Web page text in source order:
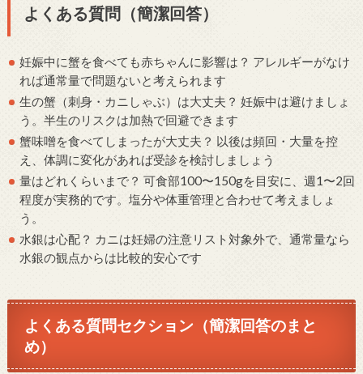
よくある質問（簡潔回答）
妊娠中に蟹を食べても赤ちゃんに影響は？ アレルギーがなけ
れば通常量で問題ないと考えられます
生の蟹（刺身・カニしゃぶ）は大丈夫？ 妊娠中は避けましょ
う。半生のリスクは加熱で回避できます
蟹味噌を食べてしまったが大丈夫？ 以後は頻回・大量を控
え、体調に変化があれば受診を検討しましょう
量はどれくらいまで？ 可食部100〜150gを目安に、週1〜2回
程度が実務的です。塩分や体重管理と合わせて考えましょ
う。
水銀は心配？ カニは妊婦の注意リスト対象外で、通常量なら
水銀の観点からは比較的安心です
よくある質問セクション（簡潔回答のまと
め）